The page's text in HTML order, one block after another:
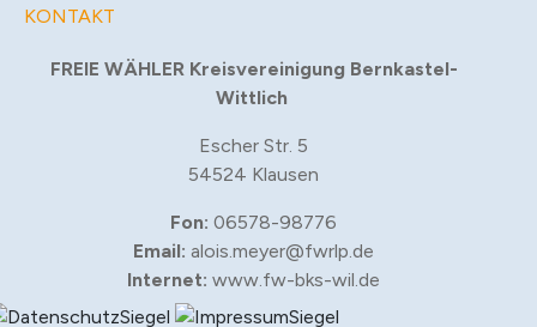
KONTAKT
FREIE WÄHLER Kreisvereinigung Bernkastel-
Wittlich
Escher Str. 5
54524 Klausen
Fon: 06578-98776
Email: alois.meyer@fwrlp.de
Internet: www.fw-bks-wil.de